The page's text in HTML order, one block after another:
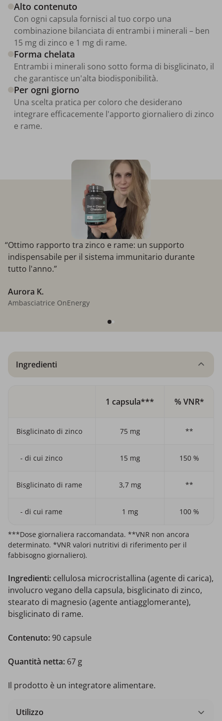
Alto contenuto
Con ogni capsula fornisci al tuo corpo una
combinazione bilanciata di entrambi i minerali – ben
15 mg di zinco e 1 mg di rame.
Forma chelata
Entrambi i minerali sono sotto forma di bisglicinato, il
che garantisce un'alta biodisponibilità.
Per ogni giorno
Una scelta pratica per coloro che desiderano
integrare efficacemente l'apporto giornaliero di zinco
e rame.
“Ottimo rapporto tra zinco e rame: un supporto
indispensabile per il sistema immunitario durante
tutto l'anno.”
Aurora K.
Ambasciatrice OnEnergy
Ingredienti
1 capsula*** % VNR*
Bisglicinato di zinco 75 mg **
- di cui zinco 15 mg 150 %
Bisglicinato di rame 3,7 mg **
- di cui rame 1 mg 100 %
***Dose giornaliera raccomandata. **VNR non ancora
determinato. *VNR valori nutritivi di riferimento per il
fabbisogno giornaliero).
Ingredienti: cellulosa microcristallina (agente di carica),
involucro vegano della capsula, bisglicinato di zinco,
stearato di magnesio (agente antiagglomerante),
bisglicinato di rame.
Contenuto:90 capsule
Quantità netta: 67 g
Il prodotto è un integratore alimentare.
Utilizzo